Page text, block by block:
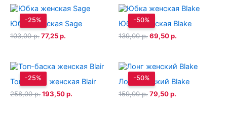
-25%
Юбка женская Sage
103,00р.Первоначальная
77,25р.
-50%
Юбка женская Blake
139,00р.Первоначальная
69,50р.
-25%
Топ-баска женская Blair
258,00р.Первоначальная
193,50р.
-50%
Лонг женский Blake
159,00р.Первоначальная
79,50р.